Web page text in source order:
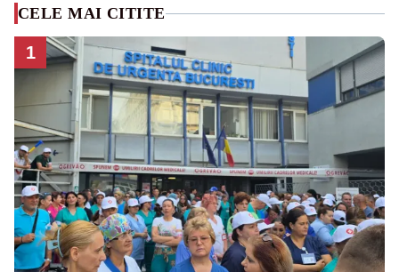
CELE MAI CITITE
1